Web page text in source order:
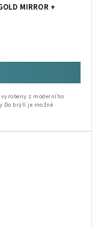
MIRROR +
z moderního
Do brýlí je možné